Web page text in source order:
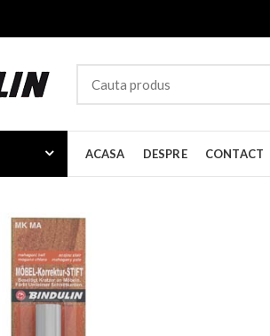
ACASA DESPRE CONTACT